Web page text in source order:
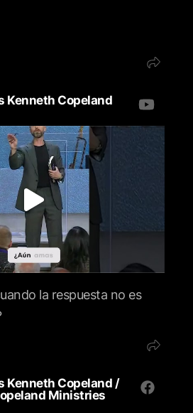
Kenneth Copeland
la respuesta no es
Kenneth Copeland /
Ministries